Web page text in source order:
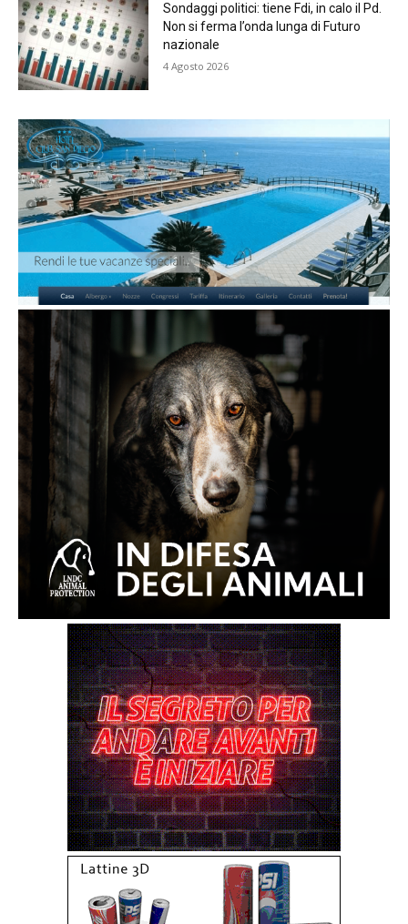
Sondaggi politici: tiene Fdi, in calo il Pd.
Non si ferma l’onda lunga di Futuro
nazionale
4 Agosto 2026